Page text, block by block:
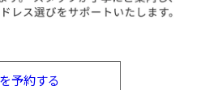
予約する